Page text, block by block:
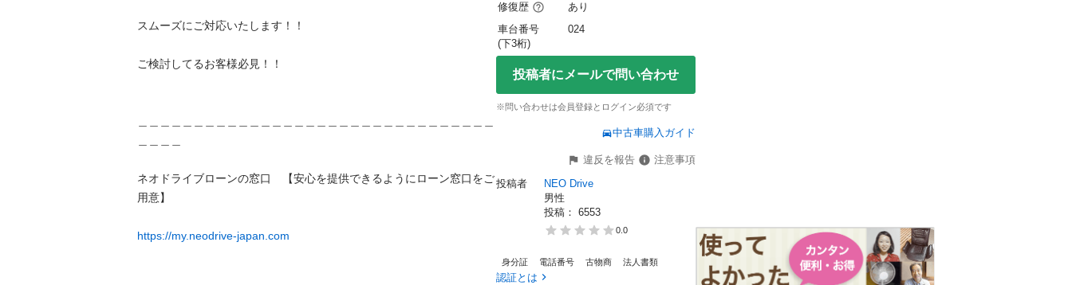
スムーズにご対応いたします！！
ご検討してるお客様必見！！
ネオドライブローンの窓口　【安心を提供できるようにローン窓口をご
用意】
https://my.neodrive-japan.com
修復歴
あり
車台番号
(下3桁)
024
投稿者にメールで問い合わせ
※問い合わせは会員登録とログイン必須です
中古車購入ガイド
違反を報告
注意事項
投稿者
NEO Drive
男性
投稿： 6553
0.0
身分証 電話番号 古物商 法人書類
認証とは